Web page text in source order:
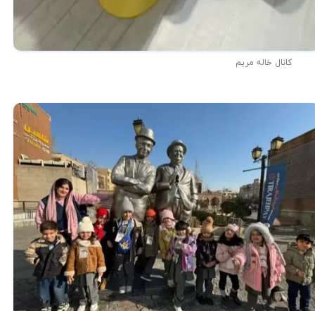
کانال خاله مریم